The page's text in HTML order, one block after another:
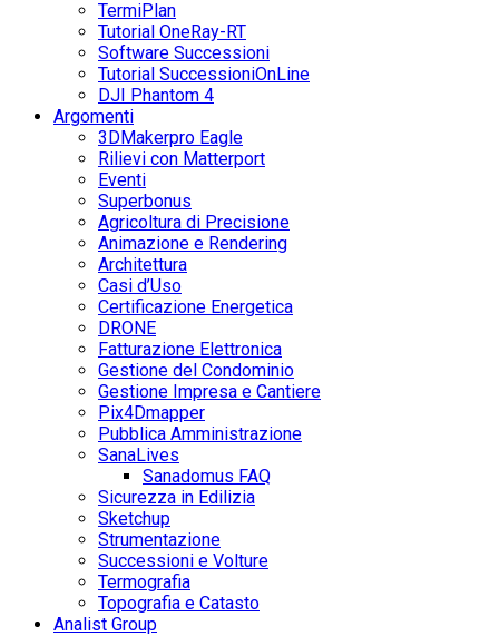
TermiPlan
Tutorial OneRay-RT
Software Successioni
Tutorial SuccessioniOnLine
DJI Phantom 4
Argomenti
3DMakerpro Eagle
Rilievi con Matterport
Eventi
Superbonus
Agricoltura di Precisione
Animazione e Rendering
Architettura
Casi d’Uso
Certificazione Energetica
DRONE
Fatturazione Elettronica
Gestione del Condominio
Gestione Impresa e Cantiere
Pix4Dmapper
Pubblica Amministrazione
SanaLives
Sanadomus FAQ
Sicurezza in Edilizia
Sketchup
Strumentazione
Successioni e Volture
Termografia
Topografia e Catasto
Analist Group